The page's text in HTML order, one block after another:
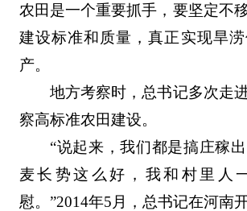
农田是一个重要抓手，要坚定不
建设标准和质量，真正实现旱
产。
地方考察时，总书记多次走
察高标准农田建设。
“说起来，我们都是搞庄稼
麦长势这么好，我和村里人
慰。”2014年5月，总书记在河南